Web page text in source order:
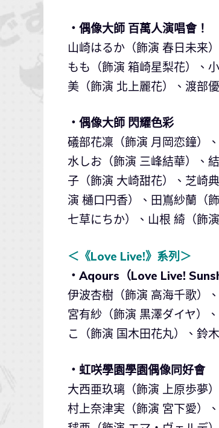
・偶像大師 百萬人演唱會！
山崎はるか（飾演 春日未来
もも（飾演 箱崎星梨花）、
美（飾演 北上麗花）、渡部
・偶像大師 閃耀色彩
礒部花凜（飾演 月岡恋鐘）
水しお（飾演 三峰結華）、
子（飾演 大崎甜花）、芝崎
演 樋口円香）、田嶌紗蘭（
七草にちか）、山根 綺（飾演
＜《Love Live!》系列＞
・Aqours（Love Live!
伊波杏樹（飾演 高海千歌）
宮有紗（飾演 黒澤ダイヤ）
こ（飾演 国木田花丸）、鈴
・虹咲學園學園偶像同好會
大西亜玖璃（飾演 上原歩夢
村上奈津実（飾演 宮下愛）